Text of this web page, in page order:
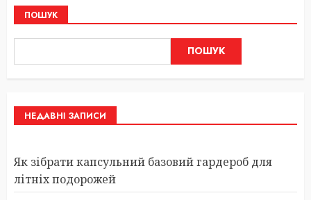
ПОШУК
ПОШУК
НЕДАВНІ ЗАПИСИ
Як зібрати капсульний базовий гардероб для
літніх подорожей